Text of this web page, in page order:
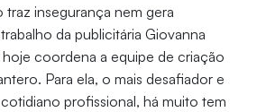
insegurança nem gera
da publicitária Giovanna
coordena a equipe de criação
Para ela, o mais desafiador e
profissional, há muito tem